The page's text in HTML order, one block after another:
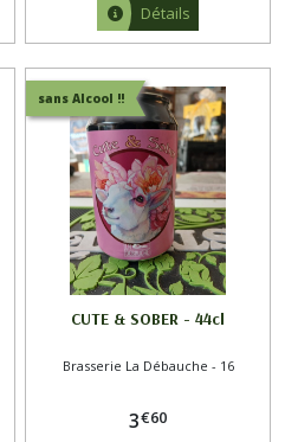
Détails
sans Alcool !!
CUTE & SOBER - 44cl
Brasserie La Débauche - 16
3€60